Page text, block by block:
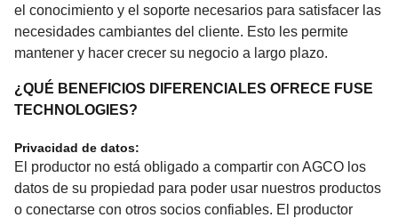
el conocimiento y el soporte necesarios para satisfacer las
necesidades cambiantes del cliente. Esto les permite
mantener y hacer crecer su negocio a largo plazo.
¿QUÉ BENEFICIOS DIFERENCIALES OFRECE FUSE
TECHNOLOGIES?
Privacidad de datos:
El productor no está obligado a compartir con AGCO los
datos de su propiedad para poder usar nuestros productos
o conectarse con otros socios confiables. El productor